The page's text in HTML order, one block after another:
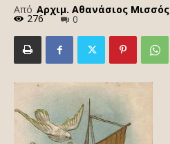
Από Αρχιμ. Αθανάσιος Μισσός
276 0